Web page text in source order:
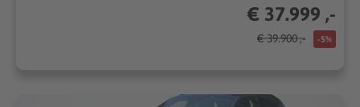
€ 37.999 ,-
€ 39.900 ,- -5%